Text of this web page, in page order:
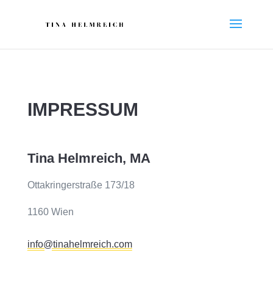
IMPRESSUM
Tina Helmreich, MA
Ottakringerstraße 173/18
1160 Wien
info@tinahelmreich.com